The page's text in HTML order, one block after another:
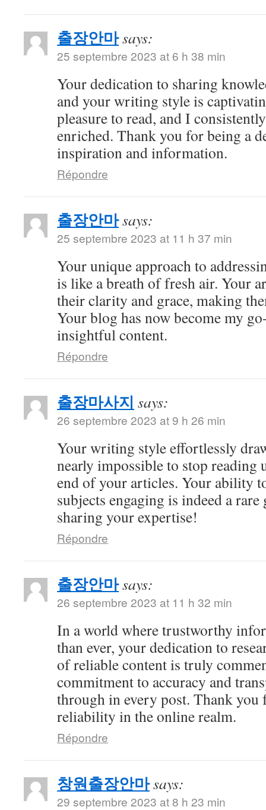
출장안마says:
25 septembre 2023 at 6 h 38 min
Your dedication to sharing
and your writing style is
pleasure to read, and I
enriched. Thank you for being a
inspiration and information.
Répondre
출장안마says:
25 septembre 2023 at 11 h 37 min
Your unique approach to
is like a breath of fresh air. Your
their clarity and grace, making
Your blog has now become my
insightful content.
Répondre
출장마사지 says:
26 septembre 2023 at 9 h 26 min
Your writing style effortlessly
nearly impossible to stop reading
end of your articles. Your ability
subjects engaging is indeed a
sharing your expertise!
Répondre
출장안마says:
26 septembre 2023 at 11 h 32 min
In a world where trustworthy
than ever, your dedication to
of reliable content is truly
commitment to accuracy and
through in every post. Thank you
reliability in the online realm.
Répondre
창원출장안마says:
29 septembre 2023 at 8 h 23 min